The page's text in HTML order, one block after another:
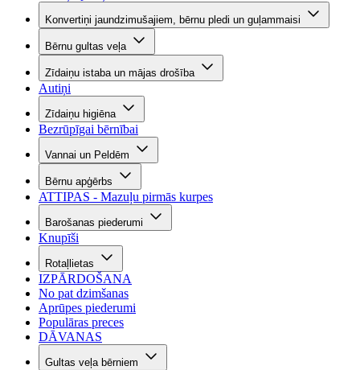
Konvertiņi jaundzimušajiem, bērnu pledi un guļammaisi
Bērnu gultas veļa
Zīdaiņu istaba un mājas drošība
Autiņi
Zīdaiņu higiēna
Bezrūpīgai bērnībai
Vannai un Peldēm
Bērnu apģērbs
ATTIPAS - Mazuļu pirmās kurpes
Barošanas piederumi
Knupīši
Rotaļlietas
IZPĀRDOŠANA
No pat dzimšanas
Aprūpes piederumi
Populāras preces
DĀVANAS
Gultas veļa bērniem